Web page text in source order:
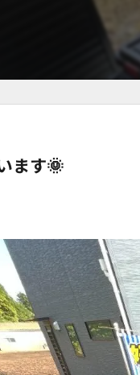
ます🌞